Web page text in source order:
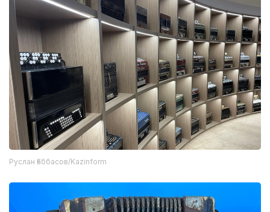
Руслан Ғаббасов/Kazinform